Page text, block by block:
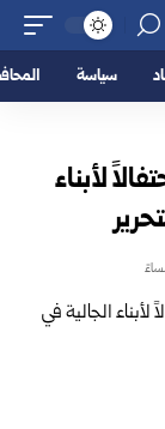
سياسة
لأبناء